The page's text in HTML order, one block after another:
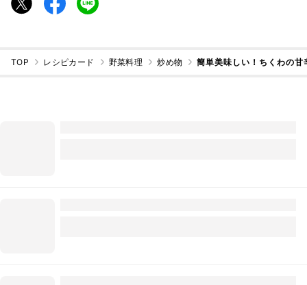
TOP レシピカード 野菜料理 炒め物 簡単美味しい！ちくわの